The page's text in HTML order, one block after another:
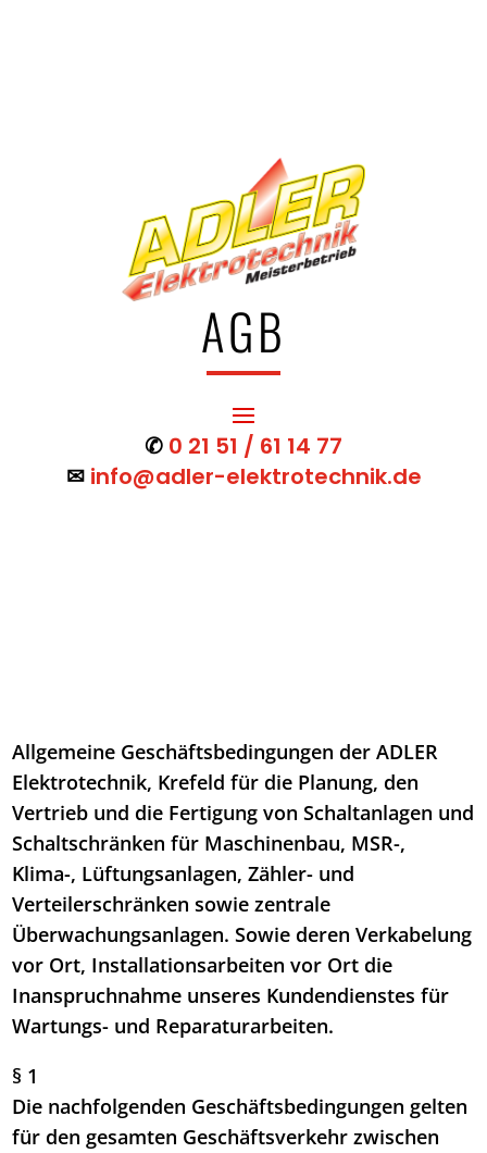
AGB
✆ 0 21 51 / 61 14 77
✉ info@adler-elektrotechnik.de
Allgemeine Geschäftsbedingungen der ADLER
Elektrotechnik, Krefeld für die Planung, den
Vertrieb und die Fertigung von Schaltanlagen und
Schaltschränken für Maschinenbau, MSR-,
Klima-, Lüftungsanlagen, Zähler- und
Verteilerschränken sowie zentrale
Überwachungsanlagen. Sowie deren Verkabelung
vor Ort, Installationsarbeiten vor Ort die
Inanspruchnahme unseres Kundendienstes für
Wartungs- und Reparaturarbeiten.
§ 1
Die nachfolgenden Geschäftsbedingungen gelten
für den gesamten Geschäftsverkehr zwischen